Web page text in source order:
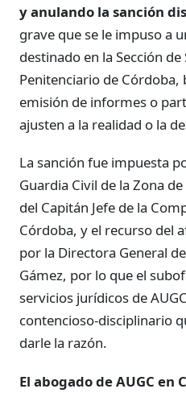
y anulando la sanción
grave que se le impuso a
destinado en la Sección
Penitenciario de Córdoba,
emisión de informes o
ajusten a la realidad o la
La sanción fue impuesta
Guardia Civil de la Zona
del Capitán Jefe de la
Córdoba, y el recurso del
por la Directora General
Gámez, por lo que el
servicios jurídicos de
contencioso-disciplinario
darle la razón.
El abogado de AUGC en